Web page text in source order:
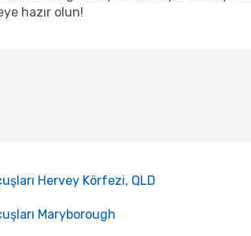
hazır olun!
Hervey Körfezi, QLD
Maryborough